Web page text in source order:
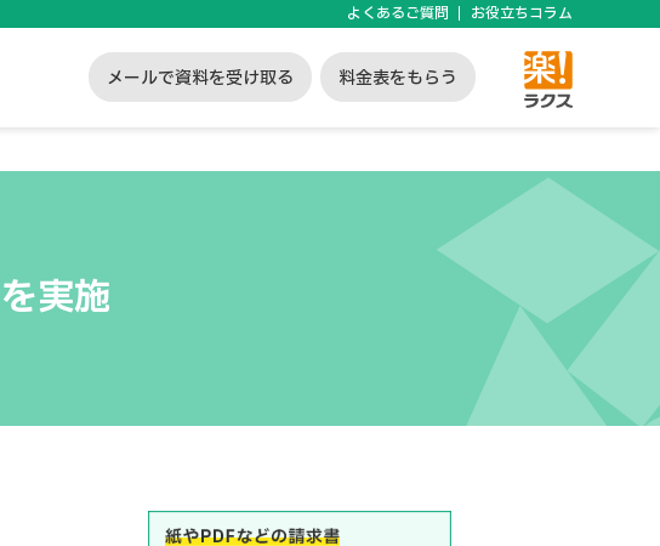
よくあるご質問 お役立ちコラム
メールで資料を受け取る 料金表をもらう
実施